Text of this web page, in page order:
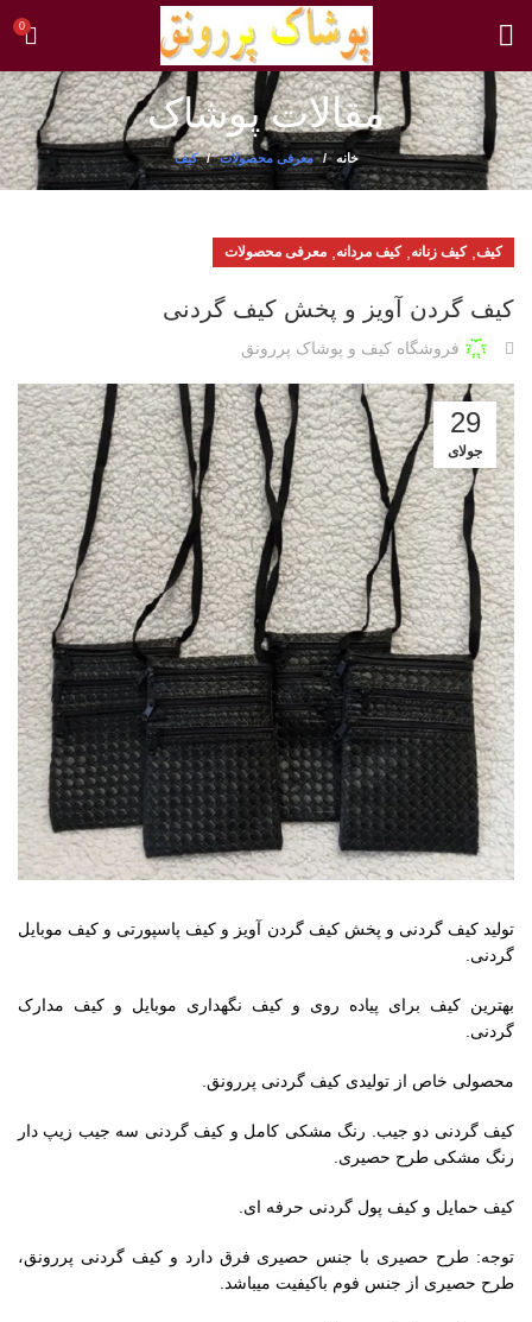
0
مقالات پوشاک
خانه معرفی محصولات کیف
کیف ,کیف زنانه ,کیف مردانه معرفی محصولات
کیف گردن آویز و پخش کیف گردنی
فروشگاه کیف و پوشاک پررونق
29
جولای
تولید کیف گردنی و پخش کیف گردن آویز و کیف پاسپورتی و کیف موبایل
گردنی.
بهترین کیف برای پیاده روی و کیف نگهداری موبایل و کیف مدارک
گردنی.
محصولی خاص از تولیدی کیف گردنی پررونق.
کیف گردنی دو جیب. رنگ مشکی کامل و کیف گردنی سه جیب زیپ دار
رنگ مشکی طرح حصیری.
کیف حمایل و کیف پول گردنی حرفه ای.
توجه: طرح حصیری با جنس حصیری فرق دارد و کیف گردنی پررونق،
طرح حصیری از جنس فوم باکیفیت میباشد.